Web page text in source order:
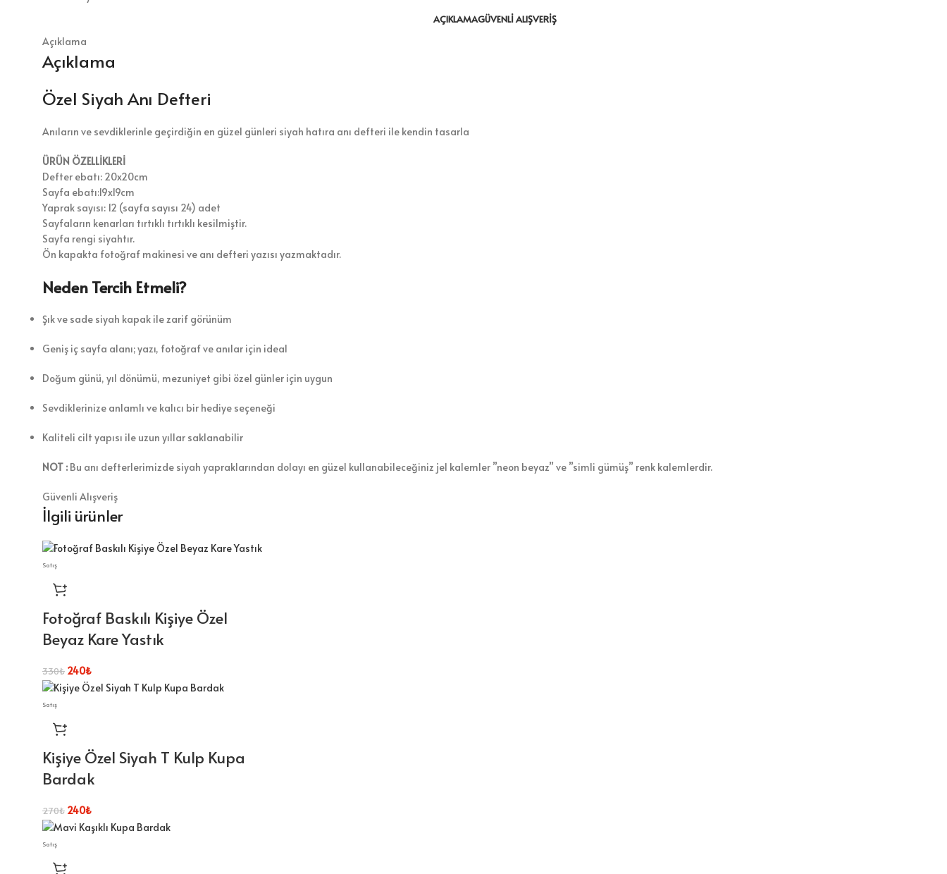
AÇIKLAMAGÜVENLI ALIŞVERIŞ
Açıklama
Açıklama
Özel Siyah Anı Defteri
Anıların ve sevdiklerinle geçirdiğin en güzel günleri siyah hatıra anı defteri ile kendin tasarla
ÜRÜN ÖZELLİKLERİ
Defter ebatı: 20x20cm
Sayfa ebatı:19x19cm
Yaprak sayısı: 12 (sayfa sayısı 24) adet
Sayfaların kenarları tırtıklı tırtıklı kesilmiştir.
Sayfa rengi siyahtır.
Ön kapakta fotoğraf makinesi ve anı defteri yazısı yazmaktadır.
Neden Tercih Etmeli?
Şık ve sade siyah kapak ile zarif görünüm
Geniş iç sayfa alanı; yazı, fotoğraf ve anılar için ideal
Doğum günü, yıl dönümü, mezuniyet gibi özel günler için uygun
Sevdiklerinize anlamlı ve kalıcı bir hediye seçeneği
Kaliteli cilt yapısı ile uzun yıllar saklanabilir
NOT : Bu anı defterlerimizde siyah yapraklarından dolayı en güzel kullanabileceğiniz jel kalemler ”neon beyaz” ve ”simli gümüş” renk kalemlerdir.
Güvenli Alışveriş
İlgili ürünler
Satış
Fotoğraf Baskılı Kişiye Özel
Beyaz Kare Yastık
330₺ 240₺
Satış
Kişiye Özel Siyah T Kulp Kupa
Bardak
270₺ 240₺
Satış